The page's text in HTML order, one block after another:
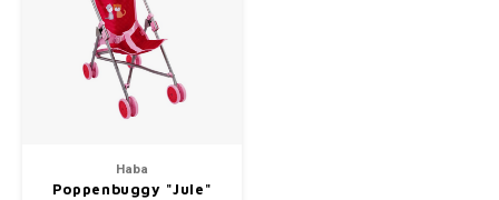
Haba
Poppenbuggy "Jule"